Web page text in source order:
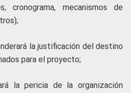
cronograma, mecanismos de
la justificación del destino
para el proyecto;
la pericia de la organización